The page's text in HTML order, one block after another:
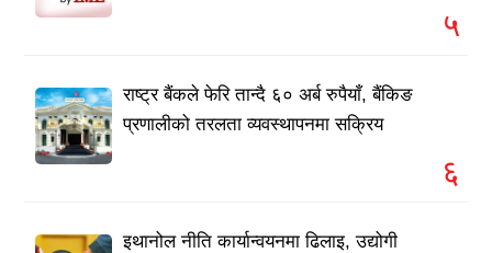
५
राष्ट्र बैंकले फेरि तान्दै ६० अर्ब रुपैयाँ, बैंकिङ
प्रणालीको तरलता व्यवस्थापनमा सक्रिय
६
इथानोल नीति कार्यान्वयनमा ढिलाइ, उद्योगी